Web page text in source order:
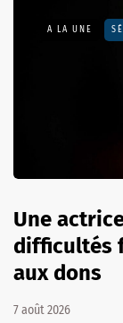
A LA UNE
Une
difficultés
aux dons
7 août 2026